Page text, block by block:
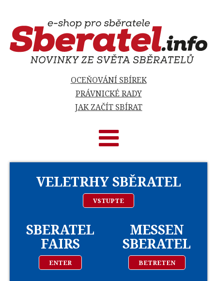
OCEŇOVÁNÍ SBÍREK
PRÁVNICKÉ RADY
JAK ZAČÍT SBÍRAT
VELETRHY SBĚRATEL
VSTUPTE
SBERATEL
FAIRS
ENTER
MESSEN
SBERATEL
BETRETEN